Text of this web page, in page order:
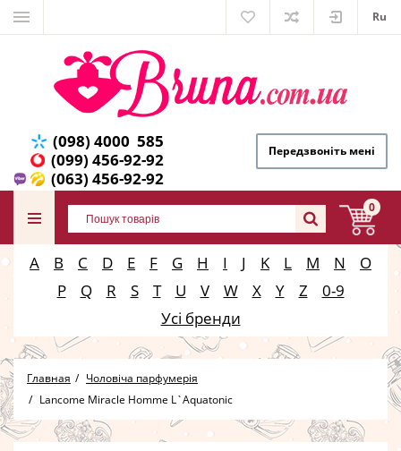
Ru
(098) 4000 585
(099) 456-92-92
(063) 456-92-92
Передзвоніть мені
0
A B C D E F G H I J K L M N
O
P
Q R S T U V W X Y Z
0-9
Усі бренди
Главная
Чоловіча парфумерія
Lancome Miracle Homme L`Aquatonic